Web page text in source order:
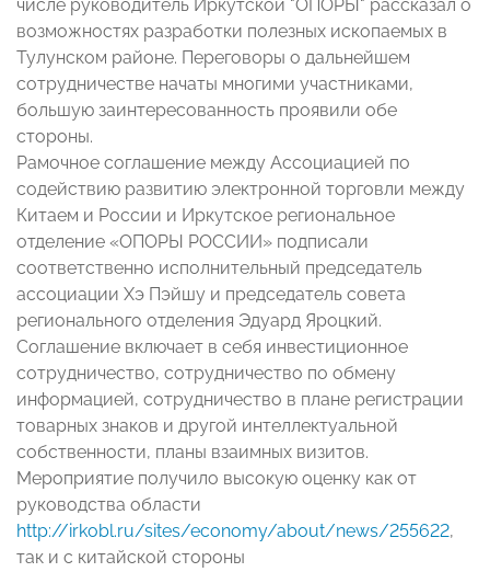
числе руководитель Иркутской "ОПОРЫ" рассказал о
возможностях разработки полезных ископаемых в
Тулунском районе. Переговоры о дальнейшем
сотрудничестве начаты многими участниками,
большую заинтересованность проявили обе
стороны.
Рамочное соглашение между Ассоциацией по
содействию развитию электронной торговли между
Китаем и России и Иркутское региональное
отделение «ОПОРЫ РОССИИ» подписали
соответственно исполнительный председатель
ассоциации Хэ Пэйшу и председатель совета
регионального отделения Эдуард Яроцкий.
Соглашение включает в себя инвестиционное
сотрудничество, сотрудничество по обмену
информацией, сотрудничество в плане регистрации
товарных знаков и другой интеллектуальной
собственности, планы взаимных визитов.
Мероприятие получило высокую оценку как от
руководства области
http://irkobl.ru/sites/economy/about/news/255622,
так и с китайской стороны